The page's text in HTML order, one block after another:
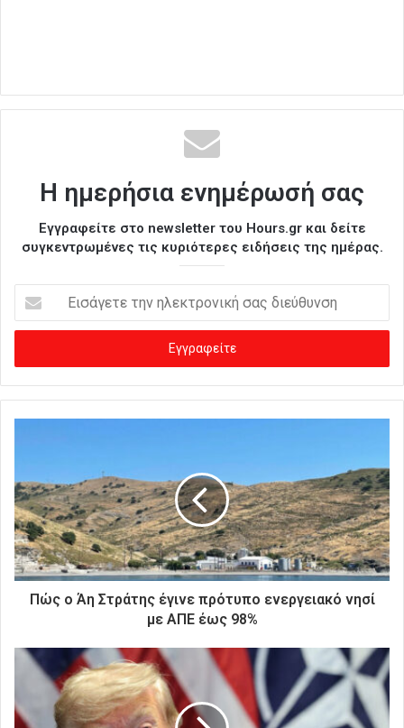
Η ημερήσια ενημέρωσή σας
Εγγραφείτε στο newsletter του Hours.gr και δείτε
συγκεντρωμένες τις κυριότερες ειδήσεις της ημέρας.
σ
γ
ε
ν
η
λ
ε
κ
τ
σ
Πώς ο Άη Στράτης έγινε πρότυπο ενεργειακό νησί
με ΑΠΕ έως 98%